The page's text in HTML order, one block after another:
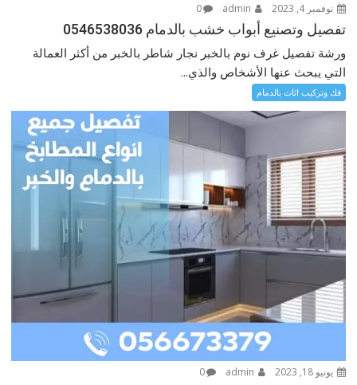
نوفمبر 4, 2023 0
تفصيل وتصنيع أبواب خشب بالدمام 0546538036
ورشة تفصيل غرف نوم بالخبر نجار شاطر بالخبر من أكثر العمالة
التي يبحث عنها الأشخاص والذي...
فك وتركيب اثاث بالدمام
يونيو 18, 2023 0